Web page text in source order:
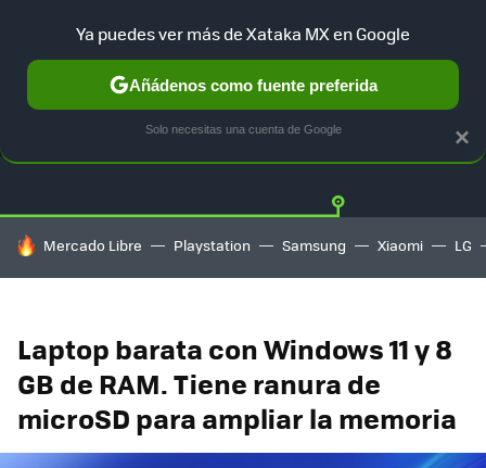
GUÍA DE COMPRAS MERCADO LIBRE
HOY SE HABLA DE
Mercado Libre Playstation Samsung Xiaomi LG
Laptop barata con Windows 11 y 8
GB de RAM. Tiene ranura de
microSD para ampliar la memoria
×
Ya puedes ver más de Xataka MX en Google
Añádenos como fuente preferida
Solo necesitas una cuenta de Google